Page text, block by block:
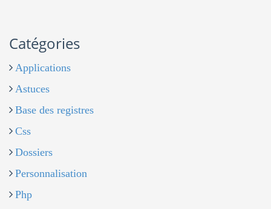
Catégories
Applications
Astuces
Base des registres
Css
Dossiers
Personnalisation
Php